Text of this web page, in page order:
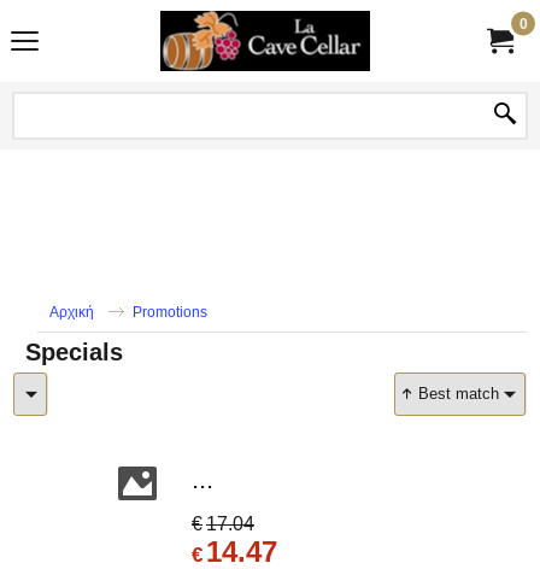
0
Αρχική Promotions
Specials
Best match
...
€17.04
€ 14.47